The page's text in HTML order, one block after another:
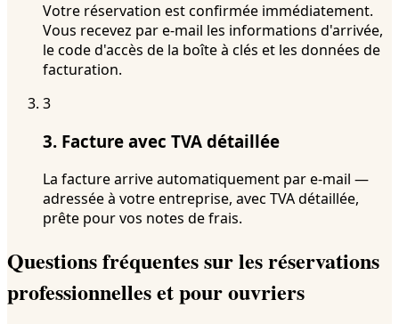
Votre réservation est confirmée immédiatement.
Vous recevez par e-mail les informations d'arrivée,
le code d'accès de la boîte à clés et les données de
facturation.
3
3. Facture avec TVA détaillée
La facture arrive automatiquement par e-mail —
adressée à votre entreprise, avec TVA détaillée,
prête pour vos notes de frais.
Questions fréquentes sur les réservations
professionnelles et pour ouvriers